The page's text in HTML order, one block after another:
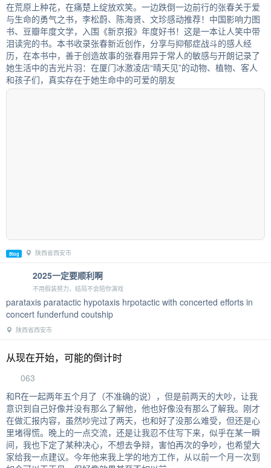
在荒原上种花，在痛楚上绽放欢笑。一边跌倒一边前行的张春关于爱
与生命的勇气之书，李松蔚、陈海贤、文珍感动推荐！中国影响力图
书、豆瓣年度文学，入围《新京报》年度好书！这是一本让人笑中带
泪读完的书。本书收录张春新近创作，分享与抑郁症战斗的感人经
历，在本书中，善于创造故事的张春用异于常人的敏感与开朗记录了
她生活中的吉光片羽：在厦门冰激凌店“晴天见”的动物、植物、客人
和孩子们，真实存在于她生命中的可爱的朋友
Blog 陕西省西安市
2025一定要顺利啊
不用假装努力，结局不会陪你演戏
parataxis paratactic hypotaxis hrpotactic with concerted efforts in
concert funderfund coutship
陕西省西安市
从现在开始，可能的倒计时
063
和R在一起两年五个月了（不准确的说），但是前两天的大吵，让我
意识到自己好像并没有那么了解他，他也好像没有那么了解我。刚才
在做汇报内容，虽然吵完过了两天，也和好了没那么难受，但还是心
里堵得慌。晚上的一点交流，还是让我忍不住写下来，似乎在某一瞬
间，我也下定了某种决心，不想去争辩，害怕再次的争吵，也希望大
家给我一点建议。今年他来我上学的地方工作，从以前一个月一次到